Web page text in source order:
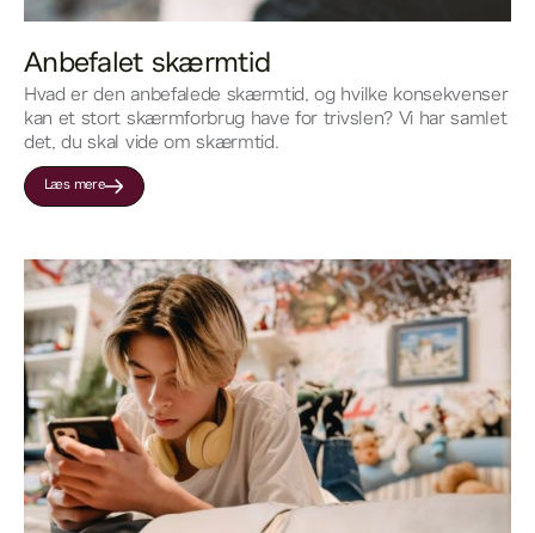
Anbefalet skærmtid
Hvad er den anbefalede skærmtid, og hvilke konsekvenser
kan et stort skærmforbrug have for trivslen? Vi har samlet
det, du skal vide om skærmtid.
Læs mere